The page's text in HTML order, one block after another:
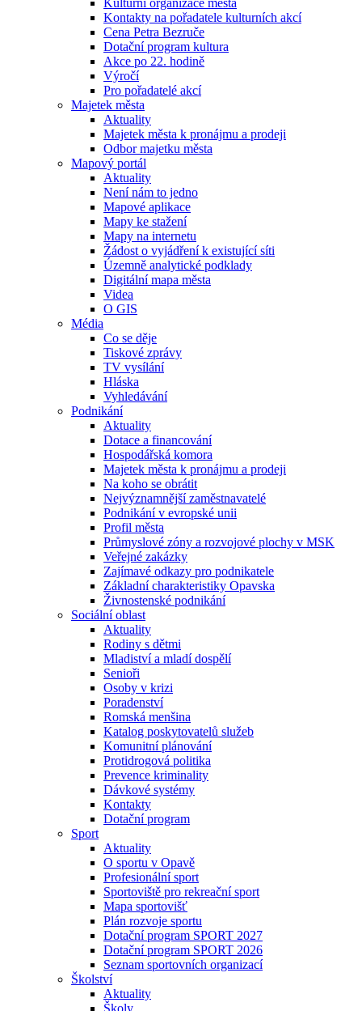
Kulturní organizace města
Kontakty na pořadatele kulturních akcí
Cena Petra Bezruče
Dotační program kultura
Akce po 22. hodině
Výročí
Pro pořadatelé akcí
Majetek města
Aktuality
Majetek města k pronájmu a prodeji
Odbor majetku města
Mapový portál
Aktuality
Není nám to jedno
Mapové aplikace
Mapy ke stažení
Mapy na internetu
Žádost o vyjádření k existující síti
Územně analytické podklady
Digitální mapa města
Videa
O GIS
Média
Co se děje
Tiskové zprávy
TV vysílání
Hláska
Vyhledávání
Podnikání
Aktuality
Dotace a financování
Hospodářská komora
Majetek města k pronájmu a prodeji
Na koho se obrátit
Nejvýznamnější zaměstnavatelé
Podnikání v evropské unii
Profil města
Průmyslové zóny a rozvojové plochy v MSK
Veřejné zakázky
Zajímavé odkazy pro podnikatele
Základní charakteristiky Opavska
Živnostenské podnikání
Sociální oblast
Aktuality
Rodiny s dětmi
Mladiství a mladí dospělí
Senioři
Osoby v krizi
Poradenství
Romská menšina
Katalog poskytovatelů služeb
Komunitní plánování
Protidrogová politika
Prevence kriminality
Dávkové systémy
Kontakty
Dotační program
Sport
Aktuality
O sportu v Opavě
Profesionální sport
Sportoviště pro rekreační sport
Mapa sportovišť
Plán rozvoje sportu
Dotační program SPORT 2027
Dotační program SPORT 2026
Seznam sportovních organizací
Školství
Aktuality